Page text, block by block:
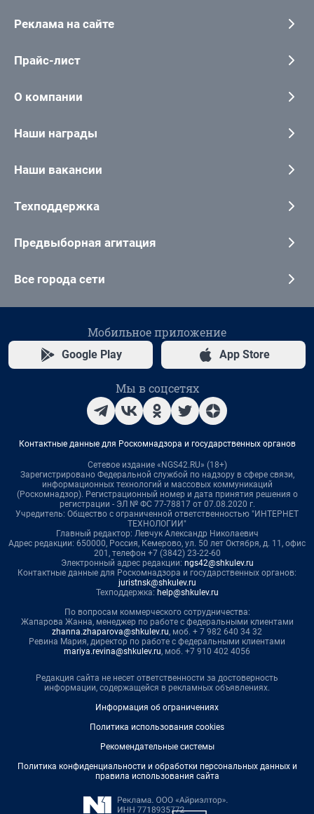
Реклама на сайте
Прайс-лист
О компании
Наши награды
Наши вакансии
Техподдержка
Предвыборная агитация
Все города сети
Мобильное приложение
Google Play App Store
Мы в соцсетях
Контактные данные для Роскомнадзора и государственных органов
Сетевое издание «NGS42.RU» (18+)
Зарегистрировано Федеральной службой по надзору в сфере связи,
информационных технологий и массовых коммуникаций
(Роскомнадзор). Регистрационный номер и дата принятия решения о
регистрации - ЭЛ № ФС 77-78817 от 07.08.2020 г.
Учредитель: Общество с ограниченной ответственностью "ИНТЕРНЕТ
ТЕХНОЛОГИИ"
Главный редактор: Левчук Александр Николаевич
Адрес редакции: 650000, Россия, Кемерово, ул. 50 лет Октября, д. 11, офис
201, телефон +7 (3842) 23-22-60
Электронный адрес редакции: ngs42@shkulev.ru
Контактные данные для Роскомнадзора и государственных органов:
juristnsk@shkulev.ru
Техподдержка: help@shkulev.ru
По вопросам коммерческого сотрудничества:
Жапарова Жанна, менеджер по работе с федеральными клиентами
zhanna.zhaparova@shkulev.ru, моб. + 7 982 640 34 32
Ревина Мария, директор по работе с федеральными клиентами
mariya.revina@shkulev.ru, моб. +7 910 402 4056
Редакция сайта не несет ответственности за достоверность
информации, содержащейся в рекламных объявлениях.
Информация об ограничениях
Политика использования cookies
Рекомендательные системы
Политика конфиденциальности и обработки персональных данных и
правила использования сайта